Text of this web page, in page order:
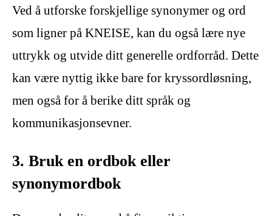
Ved å utforske forskjellige synonymer og ord
som ligner på KNEISE, kan du også lære nye
uttrykk og utvide ditt generelle ordforråd. Dette
kan være nyttig ikke bare for kryssordløsning,
men også for å berike ditt språk og
kommunikasjonsevner.
3. Bruk en ordbok eller
synonymordbok